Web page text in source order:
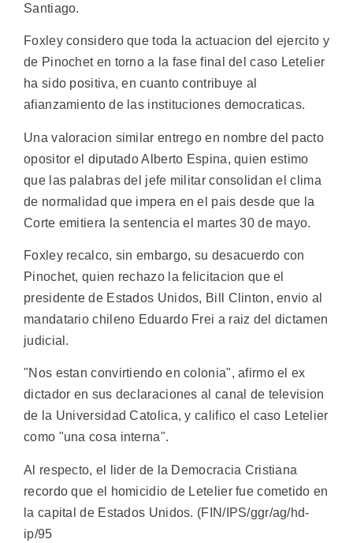
Santiago.
Foxley considero que toda la actuacion del ejercito y
de Pinochet en torno a la fase final del caso Letelier
ha sido positiva, en cuanto contribuye al
afianzamiento de las instituciones democraticas.
Una valoracion similar entrego en nombre del pacto
opositor el diputado Alberto Espina, quien estimo
que las palabras del jefe militar consolidan el clima
de normalidad que impera en el pais desde que la
Corte emitiera la sentencia el martes 30 de mayo.
Foxley recalco, sin embargo, su desacuerdo con
Pinochet, quien rechazo la felicitacion que el
presidente de Estados Unidos, Bill Clinton, envio al
mandatario chileno Eduardo Frei a raiz del dictamen
judicial.
"Nos estan convirtiendo en colonia", afirmo el ex
dictador en sus declaraciones al canal de television
de la Universidad Catolica, y califico el caso Letelier
como "una cosa interna".
Al respecto, el lider de la Democracia Cristiana
recordo que el homicidio de Letelier fue cometido en
la capital de Estados Unidos. (FIN/IPS/ggr/ag/hd-
ip/95